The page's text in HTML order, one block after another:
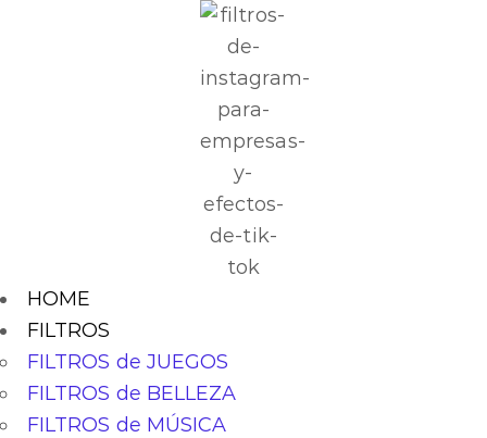
HOME
FILTROS
FILTROS de JUEGOS
FILTROS de BELLEZA
FILTROS de MÚSICA